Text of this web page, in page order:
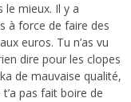
le mieux. Il y a
à force de faire des
euros. Tu n’as vu
dire pour les clopes
de mauvaise qualité,
pas fait boire de